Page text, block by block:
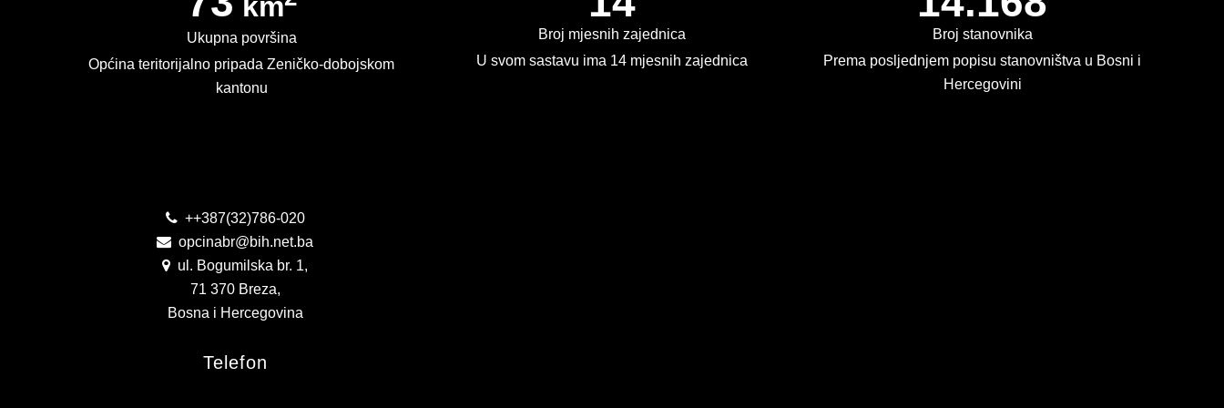
km
Ukupna površina
Općina teritorijalno pripada Zeničko-dobojskom
kantonu
Broj mjesnih zajednica
U svom sastavu ima 14 mjesnih zajednica
Broj stanovnika
Prema posljednjem popisu stanovništva u Bosni i
Hercegovini
++387(32)786-020
opcinabr@bih.net.ba
ul. Bogumilska br. 1,
71 370 Breza,
Bosna i Hercegovina
Telefon